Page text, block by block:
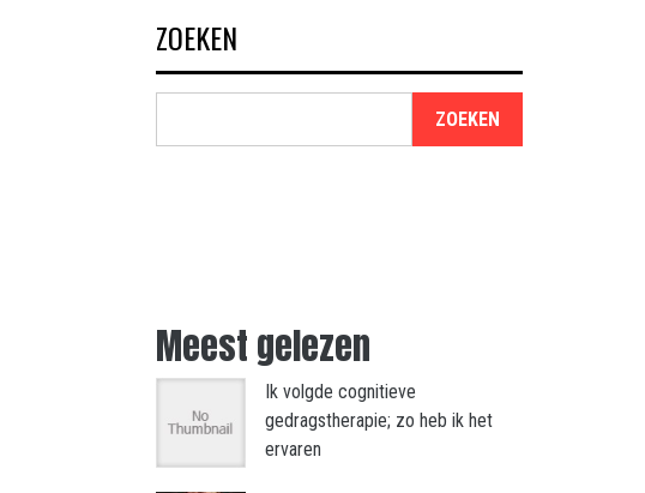
ZOEKEN
ZOEKEN
Meest gelezen
Ik volgde cognitieve
gedragstherapie; zo heb ik het
ervaren